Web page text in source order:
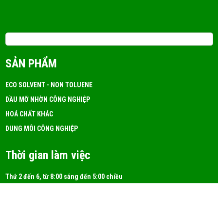
Dung Môi A150 Là Gì? Ứng Dụng!
SẢN PHẨM
ECO SOLVENT - NON TOLUENE
DẦU MỠ NHỜN CÔNG NGHIỆP
HOÁ CHẤT KHÁC
DUNG MÔI CÔNG NGHIỆP
Thời gian làm việc
Thứ 2 đến 6, từ 8:00 sáng đến 5:00 chiều